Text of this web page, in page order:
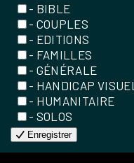
- BIBLE
- COUPLES
- EDITIONS
- FAMILLES
- GÉNÉRALE
- HANDICAP VISUEL
- HUMANITAIRE
- SOLOS
Enregistrer